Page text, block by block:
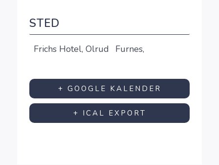
STED
Frichs Hotel, Olrud Furnes,
+ GOOGLE KALENDER
+ ICAL EXPORT